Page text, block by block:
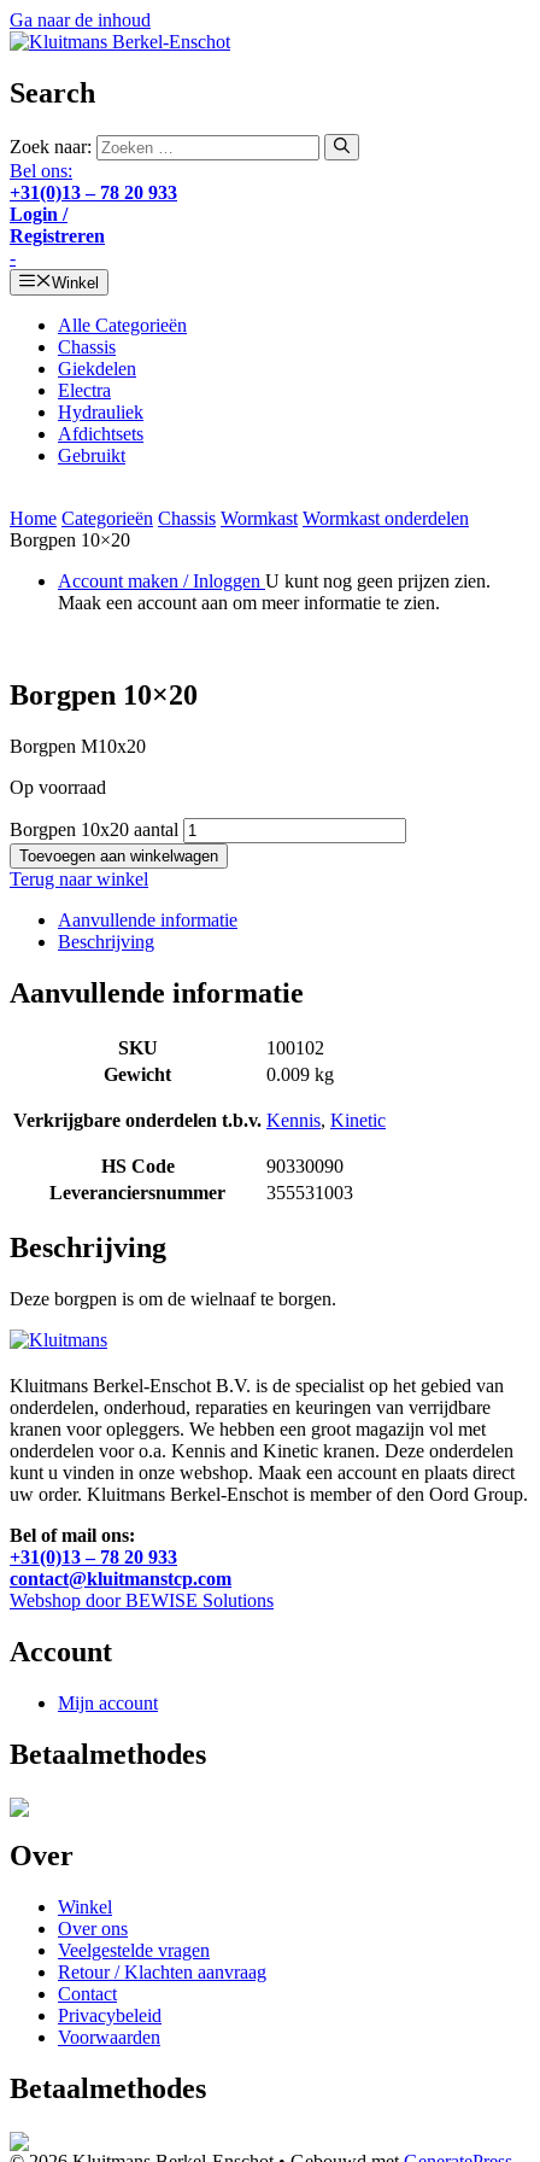
Ga naar de inhoud
Search
Zoek naar:
Bel ons:
+31(0)13 – 78 20 933
Login /
Registreren
-
Winkel
Alle Categorieën
Chassis
Giekdelen
Electra
Hydrauliek
Afdichtsets
Gebruikt
Home Categorieën Chassis Wormkast Wormkast onderdelen
Borgpen 10×20
Account maken / Inloggen U kunt nog geen prijzen zien.
Maak een account aan om meer informatie te zien.
Borgpen 10×20
Borgpen M10x20
Op voorraad
Borgpen 10x20 aantal
Toevoegen aan winkelwagen
Terug naar winkel
Aanvullende informatie
Beschrijving
Aanvullende informatie
SKU
100102
Gewicht
0.009 kg
Verkrijgbare onderdelen t.b.v. Kennis, Kinetic
HS Code
90330090
Leveranciersnummer
355531003
Beschrijving
Deze borgpen is om de wielnaaf te borgen.
Kluitmans Berkel-Enschot B.V. is de specialist op het gebied van
onderdelen, onderhoud, reparaties en keuringen van verrijdbare
kranen voor opleggers. We hebben een groot magazijn vol met
onderdelen voor o.a. Kennis and Kinetic kranen. Deze onderdelen
kunt u vinden in onze webshop. Maak een account en plaats direct
uw order. Kluitmans Berkel-Enschot is member of den Oord Group.
Bel of mail ons:
+31(0)13 – 78 20 933
contact@kluitmanstcp.com
Webshop door BEWISE Solutions
Account
Mijn account
Betaalmethodes
Over
Winkel
Over ons
Veelgestelde vragen
Retour / Klachten aanvraag
Contact
Privacybeleid
Voorwaarden
Betaalmethodes